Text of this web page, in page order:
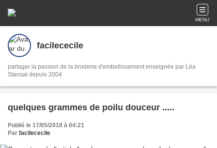
MENU
facilececile
partager la passion de la broderie d'embellissement enseignée par Léa
Stansal depuis 2004
quelques grammes de poilu douceur .....
Publié le 17/05/2018 à 04:21
Par facilececile